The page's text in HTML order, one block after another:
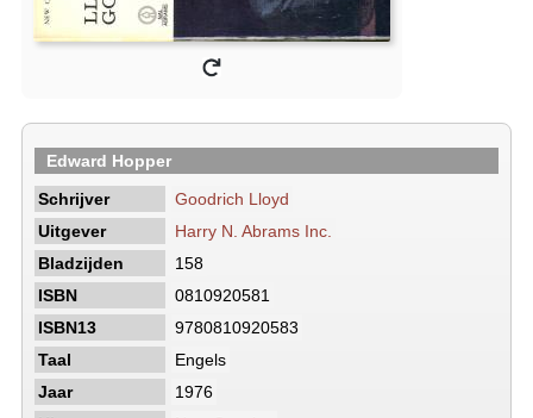
Edward Hopper
Schrijver
Goodrich Lloyd
Uitgever
Harry N. Abrams Inc.
Bladzijden
158
ISBN
0810920581
ISBN13
9780810920583
Taal
Engels
Jaar
1976